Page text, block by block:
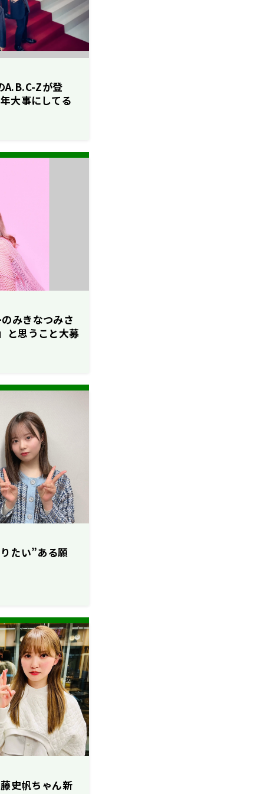
A.B.C-Zが登
大事にしてる
みきなつみさ
と思うこと大募
たい”ある願
史帆ちゃん新